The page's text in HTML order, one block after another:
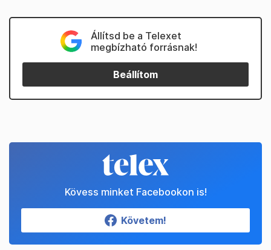
Állítsd be a Telexet
megbízható forrásnak!
Beállítom
Kövess minket Facebookon is!
Követem!